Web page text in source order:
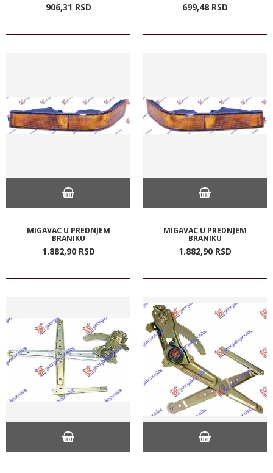
906,31 RSD 699,48 RSD
MIGAVAC U PREDNJEM
BRANIKU
1.882,90 RSD
MIGAVAC U PREDNJEM
BRANIKU
1.882,90 RSD